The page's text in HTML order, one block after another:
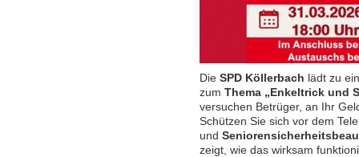
Die SPD Köllerbach lädt zu
zum Thema „Enkeltrick und
versuchen Betrüger, an Ihr
Schützen Sie sich vor dem
und
zeigt, wie das wirksam